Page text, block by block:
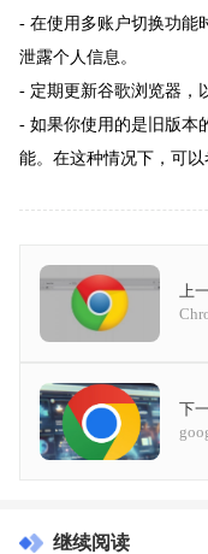
- 在使用多账户切换功能
泄露个人信息。
- 定期更新谷歌浏览器，
- 如果你使用的是旧版本
能。在这种情况下，可以
上
下
继续阅读